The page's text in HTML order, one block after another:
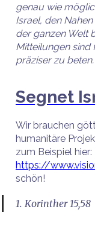
genau wie
Israel, den
der ganzen Welt
Mitteilungen sind
präziser zu beten.
Segnet
Wir brauchen
humanitäre
zum Beispiel hier:
https://
schön!
1. Korinther 15,58